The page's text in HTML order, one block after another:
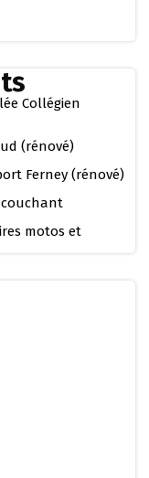
Collégien
(rénové)
Ferney (rénové)
couchant
motos et